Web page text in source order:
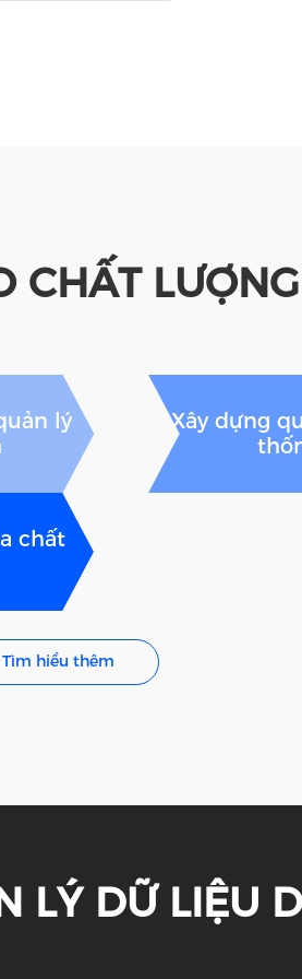
CHẤT LƯỢNG
lý
Xây dựng
chất
Tìm hiểu thêm
LÝ DỮ LIỆU